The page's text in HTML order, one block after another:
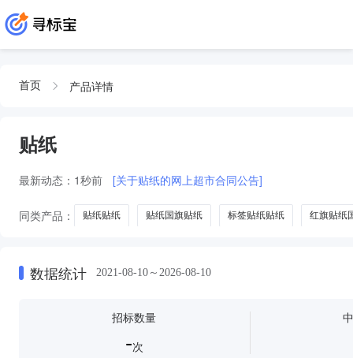
首页 产品详情
贴纸
最新动态： 1秒前 [关于贴纸的网上超市合同公告]
同类产品： 贴纸贴纸 贴纸国旗贴纸 标签贴纸贴纸 红旗贴纸
数据统计 2021-08-10～2026-08-10
招标数量
-次